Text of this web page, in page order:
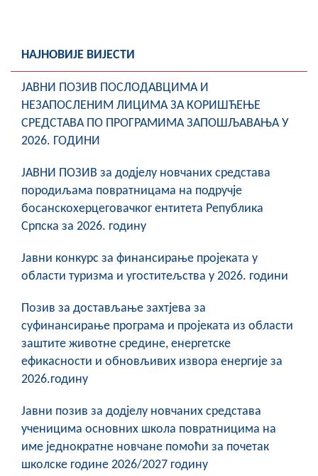
НАЈНОВИЈЕ ВИЈЕСТИ
ЈАВНИ ПОЗИВ ПОСЛОДАВЦИМА И
НЕЗАПОСЛЕНИМ ЛИЦИМА ЗА КОРИШЋЕЊЕ
СРЕДСТАВА ПО ПРОГРАМИМА ЗАПОШЉАВАЊА У
2026. ГОДИНИ
ЈАВНИ ПОЗИВ за додјелу новчаних средстава
породиљама повратницама на подручје
босанскохерцеговачког ентитета Република
Српска за 2026. годину
Јавни конкурс за финансирање пројеката у
области туризма и угоститељства у 2026. години
Позив за достављање захтјева за
суфинансирање програма и пројеката из области
заштите животне средине, енергетске
ефикасности и обновљивих извора енергије за
2026.годину
Јавни позив за додјелу новчаних средстава
ученицима основних школа повратницима на
име једнократне новчане помоћи за почетак
школске године 2026/2027 годину